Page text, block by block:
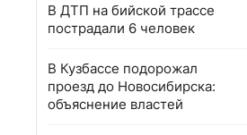
В ДТП на бийской трассе
пострадали 6 человек
В Кузбассе подорожал
проезд до Новосибирска:
объяснение властей